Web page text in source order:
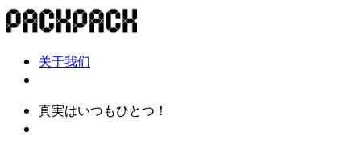
关于我们
真実はいつもひとつ！